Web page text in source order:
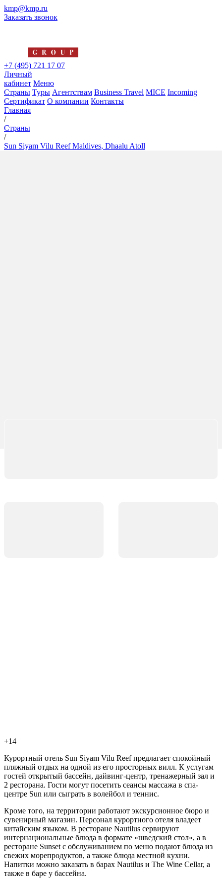
kmp@kmp.ru
Заказать звонок
+7 (495) 721 17 07
Личный
кабинет Меню
Страны Туры Агентствам Business Travel MICE Incoming
Сертификат О компании Контакты
Главная
/
Страны
/
Sun Siyam Vilu Reef Maldives, Dhaalu Atoll
+14
Курортный отель Sun Siyam Vilu Reef предлагает спокойный
пляжный отдых на одной из его просторных вилл. К услугам
гостей открытый бассейн, дайвинг-центр, тренажерный зал и
2 ресторана. Гости могут посетить сеансы массажа в спа-
центре Sun или сыграть в волейбол и теннис.
Кроме того, на территории работают экскурсионное бюро и
сувенирный магазин. Персонал курортного отеля владеет
китайским языком. В ресторане Nautilus сервируют
интернациональные блюда в формате «шведский стол», а в
ресторане Sunset с обслуживанием по меню подают блюда из
свежих морепродуктов, а также блюда местной кухни.
Напитки можно заказать в барах Nautilus и The Wine Cellar, а
также в баре у бассейна.